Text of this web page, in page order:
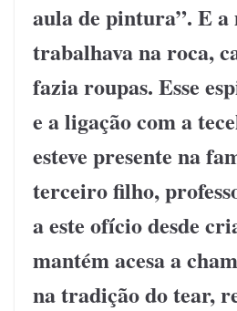
aula de pintura”. E a
trabalhava na roca,
fazia roupas. Esse
e a ligação com a
esteve presente na
terceiro filho,
a este ofício desde
mantém acesa a
na tradição do tear,